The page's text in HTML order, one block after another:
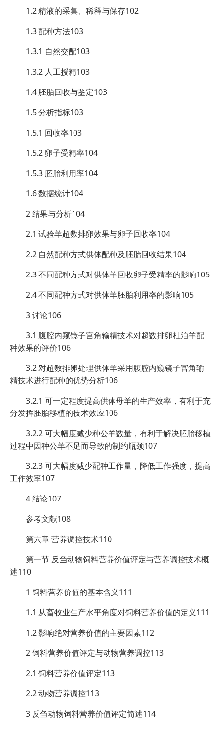
1.2 精液的采集、稀释与保存102
1.3 配种方法103
1.3.1 自然交配103
1.3.2 人工授精103
1.4 胚胎回收与鉴定103
1.5 分析指标103
1.5.1 回收率103
1.5.2 卵子受精率104
1.5.3 胚胎利用率104
1.6 数据统计104
2 结果与分析104
2.1 试验羊超数排卵效果与卵子回收率104
2.2 自然配种方式供体配种及胚胎回收结果104
2.3 不同配种方式对供体羊回收卵子受精率的影响105
2.4 不同配种方式对供体羊胚胎利用率的影响105
3 讨论106
3.1 腹腔内窥镜子宫角输精技术对超数排卵杜泊羊配
种效果的评价106
3.2 对超数排卵处理供体羊采用腹腔内窥镜子宫角输
精技术进行配种的优势分析106
3.2.1 可一定程度提高供体母羊的生产效率，有利于充
分发挥胚胎移植的技术效应106
3.2.2 可大幅度减少种公羊数量，有利于解决胚胎移植
过程中因种公羊不足而导致的制约瓶颈107
3.2.3 可大幅度减少配种工作量，降低工作强度，提高
工作效率107
4 结论107
参考文献108
第六章 营养调控技术110
第一节 反刍动物饲料营养价值评定与营养调控技术概
述110
1 饲料营养价值的基本含义111
1.1 从畜牧业生产水平角度对饲料营养价值的定义111
1.2 影响绝对营养价值的主要因素112
2 饲料营养价值评定与动物营养调控113
2.1 饲料营养价值评定113
2.2 动物营养调控113
3 反刍动物饲料营养价值评定简述114